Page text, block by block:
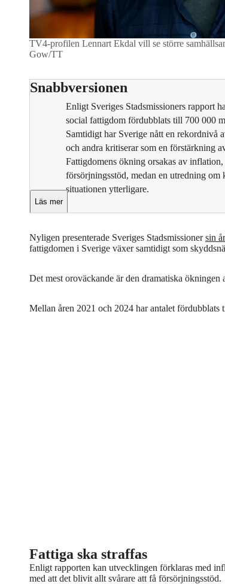
TV4-profilen Lennart Ekdal vill se större
Gow/TT
Snabbversionen
Enligt Sveriges Stadsmissioners rapport
social fattigdom fördubblats till 700 000
Samtidigt har Sverige nått en rekordnivå
och andra kritiserar som en förstärkning
Fattigdomens ökning orsakas av
försörjningsstöd, medan en utredning
situationen ytterligare.
Läs mer
Nyligen presenterade Sveriges Stadsmissionersin
fattigdomen i Sverige växer samtidigt som
Det mest oroväckande är den dramatiska
Mellan åren 2021 och 2024 har antalet fördubblats
Fattiga ska straffas
Enligt rapporten kan utvecklingen förklaras med
med att det blivit allt svårare att få försörjningsstöd.